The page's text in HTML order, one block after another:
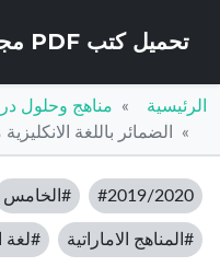
تحميل كتب PDF مجانا – كتب كو
الرئيسية
مناهج وحلول
الضمائر باللغة
#2019/2020 #الخامس
#المناهج الاماراتية #لغة